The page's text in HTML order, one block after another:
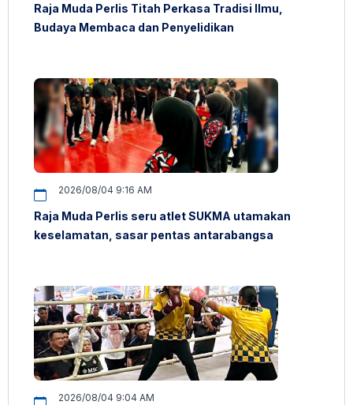
Raja Muda Perlis Titah Perkasa Tradisi Ilmu,
Budaya Membaca dan Penyelidikan
2026/08/04 9:16 AM
Raja Muda Perlis seru atlet SUKMA utamakan
keselamatan, sasar pentas antarabangsa
2026/08/04 9:04 AM